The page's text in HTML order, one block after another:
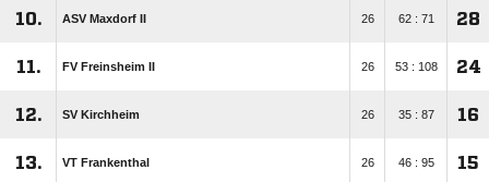
10. ASV Maxdorf II 26 62 : 71 28
11. FV Freinsheim II 26 53 : 108 24
12. SV Kirchheim 26 35 : 87 16
13. VT Frankenthal 26 46 : 95 15